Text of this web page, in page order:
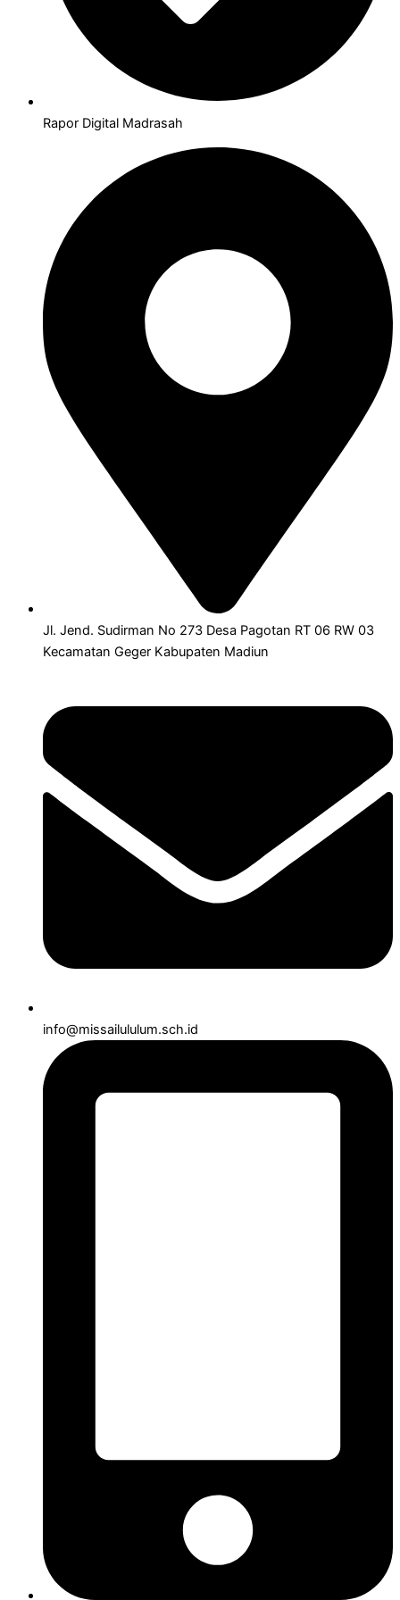
Rapor Digital Madrasah
Jl. Jend. Sudirman No 273 Desa Pagotan RT 06 RW 03
Kecamatan Geger Kabupaten Madiun
info@missailululum.sch.id